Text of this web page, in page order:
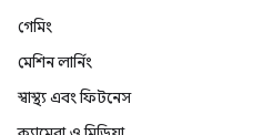
গেমিং
মেশিন লার্নিং
স্বাস্থ্য এবং ফিটনেস